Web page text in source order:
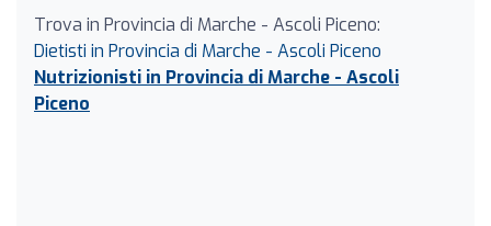
Trova in Provincia di Marche - Ascoli Piceno:
Dietisti in Provincia di Marche - Ascoli Piceno
Nutrizionisti in Provincia di Marche - Ascoli
Piceno